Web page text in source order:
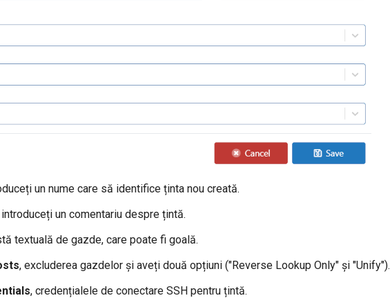
un nume care să identifice ținta nou creată.
introduceți un comentariu despre țintă.
textuală de gazde, care poate fi goală.
, excluderea gazdelor și aveți două opțiuni ("Reverse Lookup Only" și "Unify").
, credențialele de conectare SSH pentru țintă.